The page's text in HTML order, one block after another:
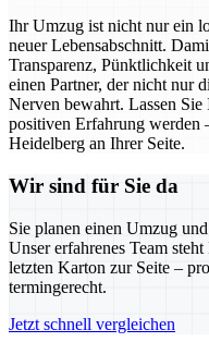
Ihr Umzug ist nicht nur ein
neuer Lebensabschnitt.
Transparenz, Pünktlichkeit
einen Partner, der nicht nur
Nerven bewahrt. Lassen
positiven Erfahrung werden
Heidelberg an Ihrer Seite.
Wir sind für Sie da
Sie planen einen Umzug
Unser erfahrenes Team
letzten Karton zur Seite –
termingerecht.
Jetzt schnell vergleichen